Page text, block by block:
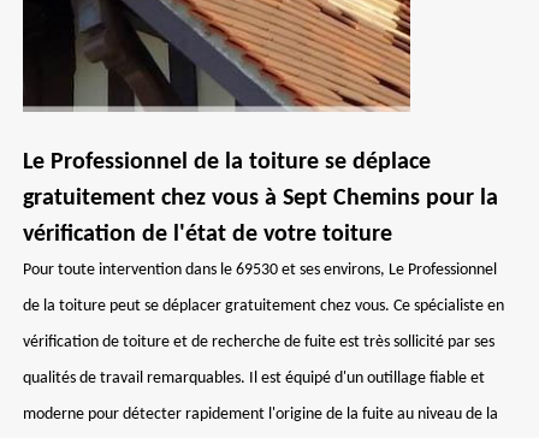
Le Professionnel de la toiture se déplace
gratuitement chez vous à Sept Chemins pour la
vérification de l'état de votre toiture
Pour toute intervention dans le 69530 et ses environs, Le Professionnel
de la toiture peut se déplacer gratuitement chez vous. Ce spécialiste en
vérification de toiture et de recherche de fuite est très sollicité par ses
qualités de travail remarquables. Il est équipé d'un outillage fiable et
moderne pour détecter rapidement l'origine de la fuite au niveau de la